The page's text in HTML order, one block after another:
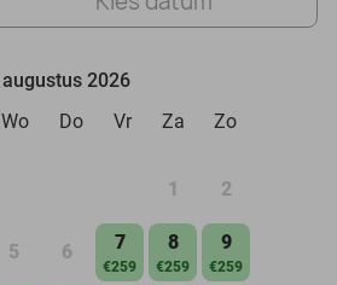
augustus 2026
Wo Do Vr Za Zo
1 2
5 6 7
€259
8
€259
9
€259